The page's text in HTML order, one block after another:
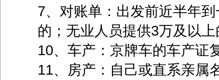
7、对账单：出发前近半年
的；无业人员提供3万及以
10、车产：京牌车的车产证
11、房产：自己或直系亲属